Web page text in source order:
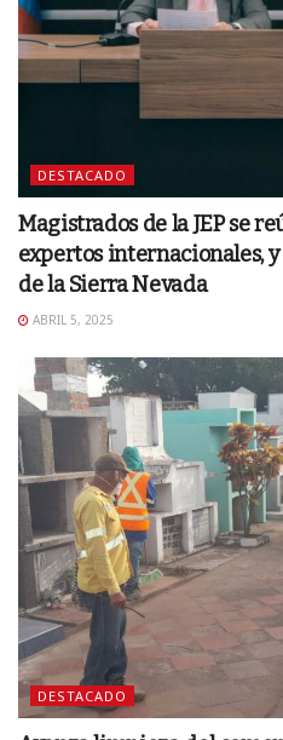
DESTACADO
Magistrados de la JEP se
expertos internacionales,
de la Sierra Nevada
ABRIL 5, 2025
DESTACADO